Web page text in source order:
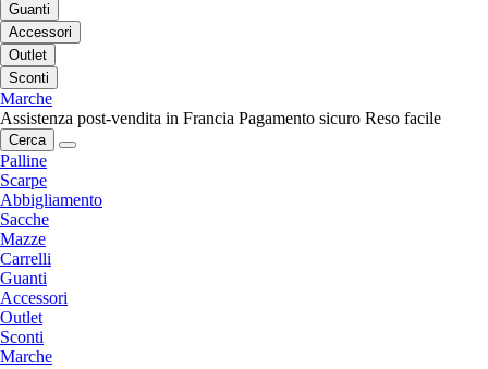
Guanti
Accessori
Outlet
Sconti
Marche
Assistenza post-vendita in Francia Pagamento sicuro Reso facile
Cerca
Palline
Scarpe
Abbigliamento
Sacche
Mazze
Carrelli
Guanti
Accessori
Outlet
Sconti
Marche